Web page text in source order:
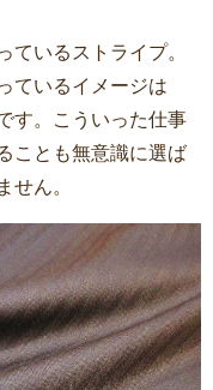
ているストライプ。
ているイメージは
す。こういった仕事
ことも無意識に選ば
せん。